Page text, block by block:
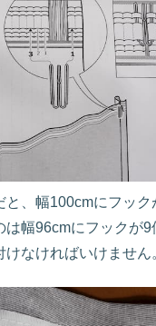
と、幅100cmにフック
は幅96cmにフックが9
なければいけません